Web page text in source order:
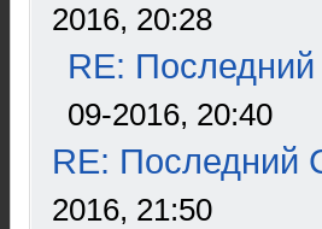
2016, 20:28
RE:
09-2016, 20:40
RE: Последний
2016, 21:50